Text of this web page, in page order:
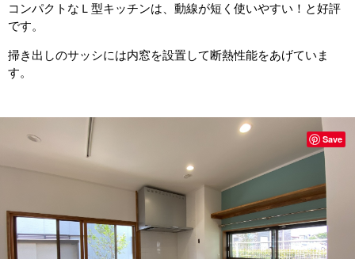
コンパクトなＬ型キッチンは、動線が短く使いやすい！と好評
です。
掃き出しのサッシには内窓を設置して断熱性能をあげていま
す。
Save